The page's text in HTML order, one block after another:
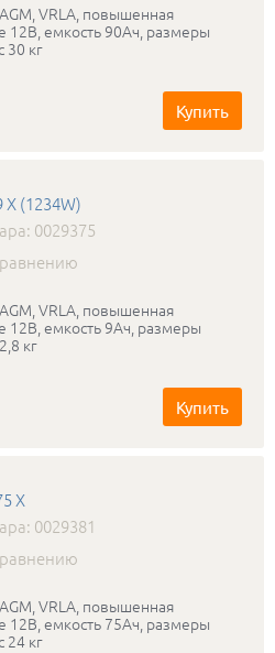
VRLA, повышенная
12В, емкость 90Ач, размеры
30 кг
Купить
X (1234W)
0029375
VRLA, повышенная
12В, емкость 9Ач, размеры
кг
Купить
X
0029381
VRLA, повышенная
12В, емкость 75Ач, размеры
24 кг